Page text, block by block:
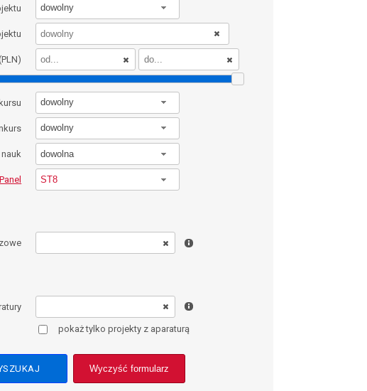
dowolny
dowolny
dowolny
nauk dowolna
Panel ST8
pokaż tylko projekty z aparaturą
Wyczyść formularz